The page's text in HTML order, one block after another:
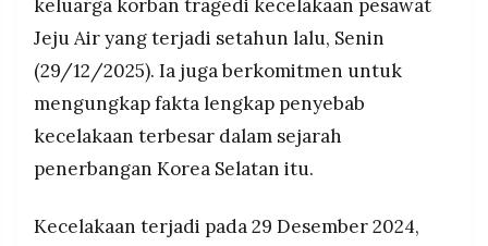
©
PT.
RESOLUSI
MEDIA
Resolusi.co
penerbangan.
keluarga korban tragedi kecelakaan pesawat
Jeju Air yang terjadi setahun lalu, Senin
(29/12/2025). Ia juga berkomitmen untuk
mengungkap fakta lengkap penyebab
kecelakaan terbesar dalam sejarah
penerbangan Korea Selatan itu.
Kecelakaan terjadi pada 29 Desember 2024,